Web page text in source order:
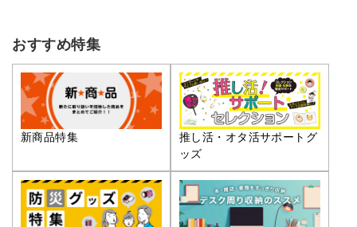
おすすめ特集
新商品特集
推し活・オタ活サポートグ
ッズ